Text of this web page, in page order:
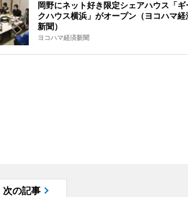
岡野にネット好き限定シェアハウス「ギ
クハウス横浜」がオープン（ヨコハマ経
新聞）
ヨコハマ経済新聞
次の記事